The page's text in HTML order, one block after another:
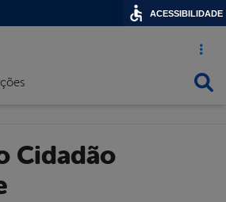
Acesso
navegação
Cidadão
ACESSIBILIDADE